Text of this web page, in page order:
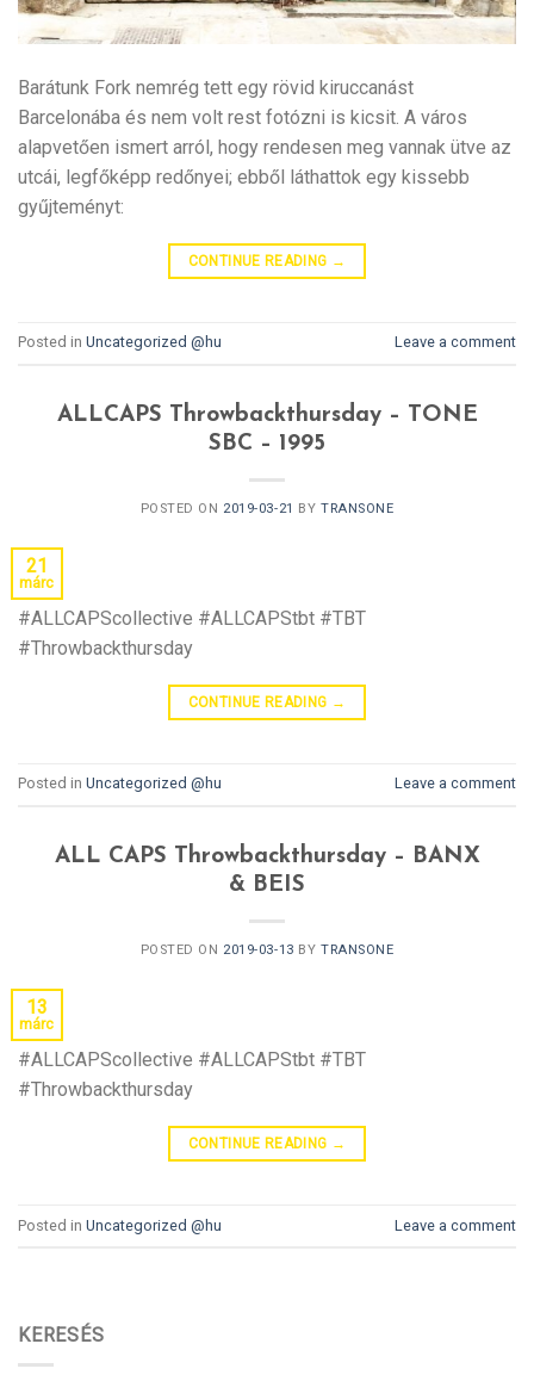
Barátunk Fork nemrég tett egy rövid kiruccanást
Barcelonába és nem volt rest fotózni is kicsit. A város
alapvetően ismert arról, hogy rendesen meg vannak ütve az
utcái, legfőképp redőnyei; ebből láthattok egy kissebb
gyűjteményt:
CONTINUE READING →
Posted in Uncategorized @hu Leave a comment
ALLCAPS Throwbackthursday – TONE
SBC – 1995
POSTED ON 2019-03-21 BY TRANSONE
21
márc
#ALLCAPScollective #ALLCAPStbt #TBT
#Throwbackthursday
CONTINUE READING →
Posted in Uncategorized @hu Leave a comment
ALL CAPS Throwbackthursday – BANX
& BEIS
POSTED ON 2019-03-13 BY TRANSONE
13
márc
#ALLCAPScollective #ALLCAPStbt #TBT
#Throwbackthursday
CONTINUE READING →
Posted in Uncategorized @hu Leave a comment
KERESÉS